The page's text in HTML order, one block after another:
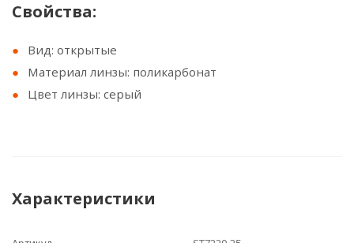
Свойства:
Вид: открытые
Материал линзы: поликарбонат
Цвет линзы: серый
Характеристики